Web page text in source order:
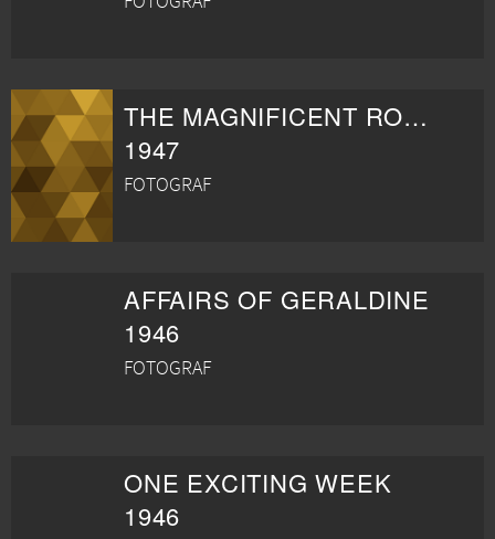
THE MAGNIFICENT ROGUE
1947
FOTOGRAF
AFFAIRS OF GERALDINE
1946
FOTOGRAF
ONE EXCITING WEEK
1946